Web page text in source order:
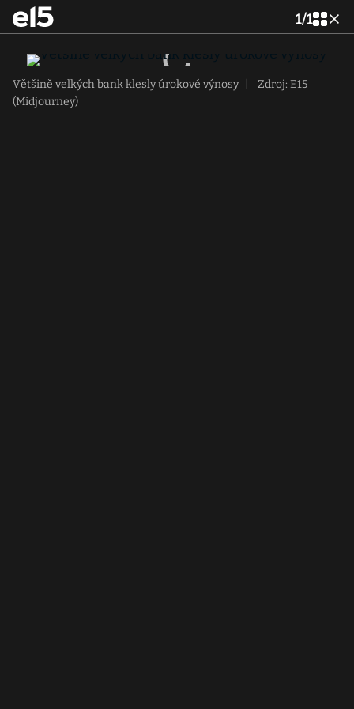
1/1
Většině velkých bank klesly úrokové výnosy
Zdroj: E15
(Midjourney)